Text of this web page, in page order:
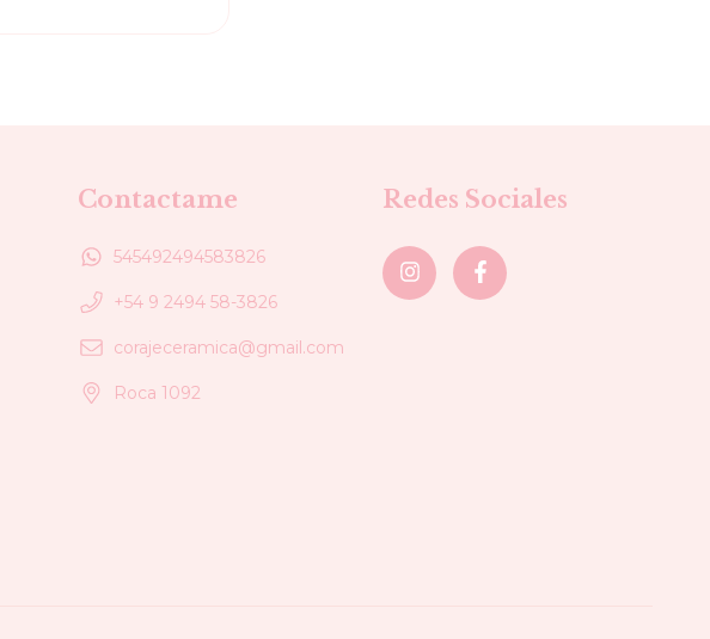
Contactame
545492494583826
+54 9 2494 58-3826
corajeceramica@gmail.com
Roca 1092
Redes Sociales